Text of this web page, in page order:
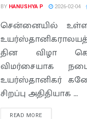
BY HANUSHYA P 2026-02-04
சென்னையில்
தின விழா
விமர்சையாக
உயர்ஸ்தானிகர்
சிறப்பு அதிதியாக ...
READ MORE